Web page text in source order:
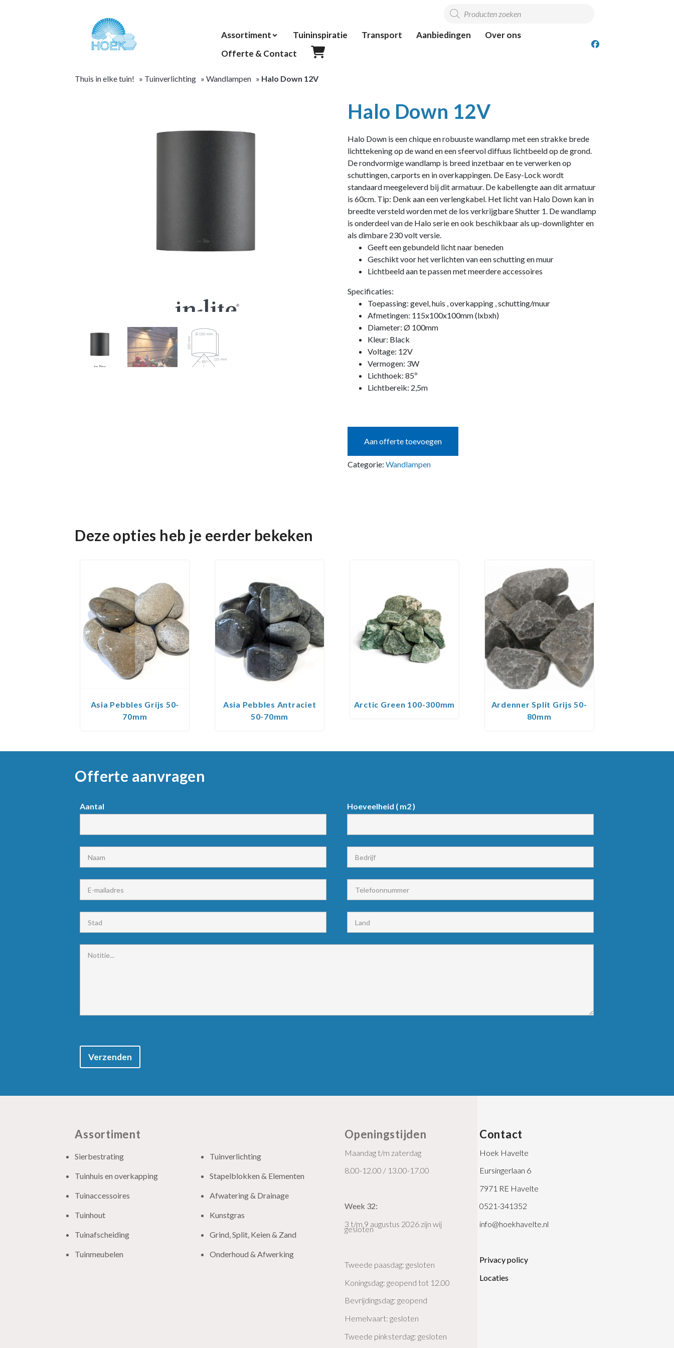
Producten
zoeken
Assortiment Tuininspiratie Transport Aanbiedingen
Over ons
Offerte & Contact
Thuis in elke tuin! » Tuinverlichting »Wandlampen » Halo Down 12V
Halo Down 12V
Halo Down is een chique en robuuste wandlamp met een strakke brede
lichttekening op de wand en een sfeervol diffuus lichtbeeld op de grond.
De rondvormige wandlamp is breed inzetbaar en te verwerken op
schuttingen, carports en in overkappingen. De Easy-Lock wordt
standaard meegeleverd bij dit armatuur. De kabellengte aan dit armatuur
is 60cm. Tip: Denk aan een verlengkabel. Het licht van Halo Down kan in
breedte versteld worden met de los verkrijgbare Shutter 1. De wandlamp
is onderdeel van de Halo serie en ook beschikbaar als up-downlighter en
als dimbare 230 volt versie.
Geeft een gebundeld licht naar beneden
Geschikt voor het verlichten van een schutting en muur
Lichtbeeld aan te passen met meerdere accessoires
Specificaties:
Toepassing: gevel, huis , overkapping , schutting/muur
Afmetingen: 115x100x100mm (lxbxh)
Diameter: Ø 100mm
Kleur: Black
Voltage: 12V
Vermogen: 3W
Lichthoek: 85º
Lichtbereik: 2,5m
Aan offerte toevoegen
Categorie: Wandlampen
Deze opties heb je eerder bekeken
Asia Pebbles Grijs 50-
70mm
Asia Pebbles Antraciet
50-70mm
Arctic Green 100-300mm
Ardenner Split Grijs 50-
80mm
Offerte aanvragen
Request
Aantal Hoeveelheid ( m2 )
Verzenden
Assortiment
Sierbestrating
Tuinhuis en overkapping
Tuinaccessoires
Tuinhout
Tuinafscheiding
Tuinmeubelen
Tuinverlichting
Stapelblokken & Elementen
Afwatering & Drainage
Kunstgras
Grind, Split, Keien & Zand
Onderhoud & Afwerking
Openingstijden
Maandag t/m zaterdag
8.00-12.00 / 13.00-17.00
Week 32:
3 t/m 9 augustus 2026 zijn wij
gesloten
Tweede paasdag: gesloten
Koningsdag: geopend tot 12.00
Bevrijdingsdag: geopend
Hemelvaart: gesloten
Tweede pinksterdag: gesloten
Contact
Hoek Havelte
Eursingerlaan 6
7971 RE Havelte
0521-341352
info@hoekhavelte.nl
Privacy policy
Locaties